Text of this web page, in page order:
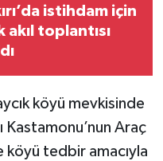
istihdam için
akıl toplantısı
köyü mevkisinde
Kastamonu’nun Araç
köyü tedbir amacıyla